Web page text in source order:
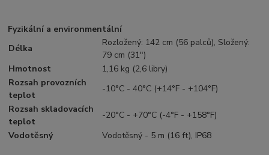
Fyzikální a environmentální
Délka
Rozložený: 142 cm (56 palců), Složený:
79 cm (31")
Hmotnost
1,16 kg (2,6 libry)
Rozsah provozních
teplot
-10°C - 40°C (+14°F - +104°F)
Rozsah skladovacích
teplot
-20°C - +70°C (-4°F - +158°F)
Vodotěsný
Vodotěsný - 5 m (16 ft), IP68